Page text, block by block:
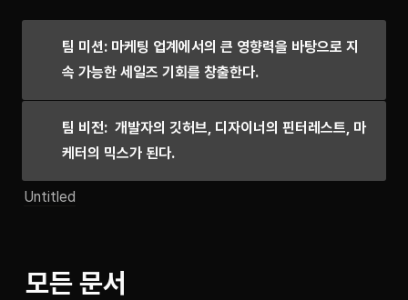
팀 미션: 마케팅 업계에서의 큰 영향력을 바탕으로 지
속 가능한 세일즈 기회를 창출한다.
팀 비전:  개발자의 깃허브, 디자이너의 핀터레스트, 마
케터의 믹스가 된다.
Untitled
모든 문서